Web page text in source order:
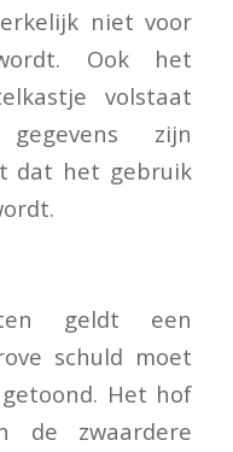
niet voor
Ook het
volstaat
zijn
dat het gebruik
geldt een
schuld moet
Het hof
de zwaardere